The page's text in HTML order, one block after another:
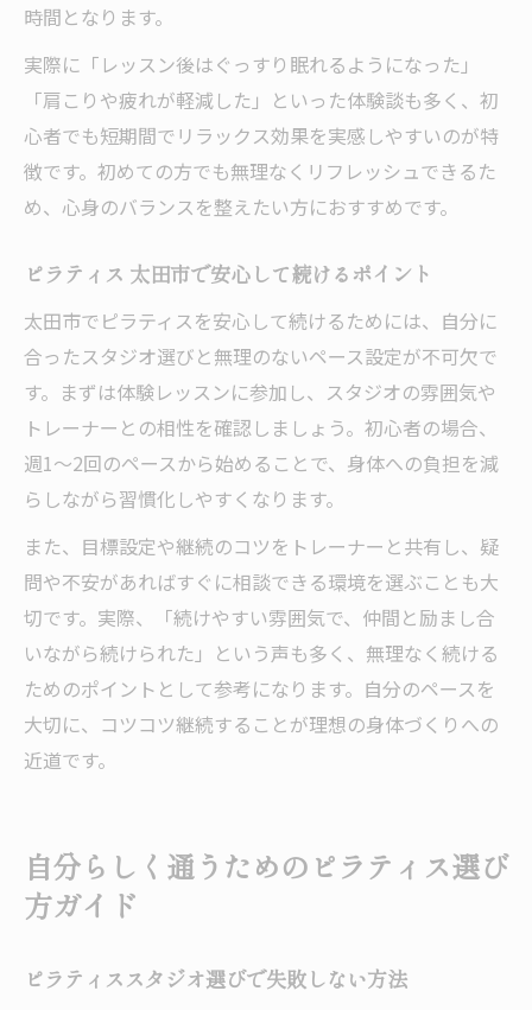
時間となります。
実際に「レッスン後はぐっすり眠れるようになった」
「肩こりや疲れが軽減した」といった体験談も多く、初
心者でも短期間でリラックス効果を実感しやすいのが特
徴です。初めての方でも無理なくリフレッシュできるた
め、心身のバランスを整えたい方におすすめです。
ピラティス 太田市で安心して続けるポイント
太田市でピラティスを安心して続けるためには、自分に
合ったスタジオ選びと無理のないペース設定が不可欠で
す。まずは体験レッスンに参加し、スタジオの雰囲気や
トレーナーとの相性を確認しましょう。初心者の場合、
週1～2回のペースから始めることで、身体への負担を減
らしながら習慣化しやすくなります。
また、目標設定や継続のコツをトレーナーと共有し、疑
問や不安があればすぐに相談できる環境を選ぶことも大
切です。実際、「続けやすい雰囲気で、仲間と励まし合
いながら続けられた」という声も多く、無理なく続ける
ためのポイントとして参考になります。自分のペースを
大切に、コツコツ継続することが理想の身体づくりへの
近道です。
自分らしく通うためのピラティス選び
方ガイド
ピラティススタジオ選びで失敗しない方法